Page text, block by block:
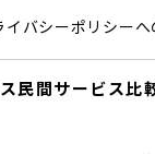
会的責務であると考
員に個人情報保護の
によって、個人情報
イバシーポリシーへ
民間サービス比